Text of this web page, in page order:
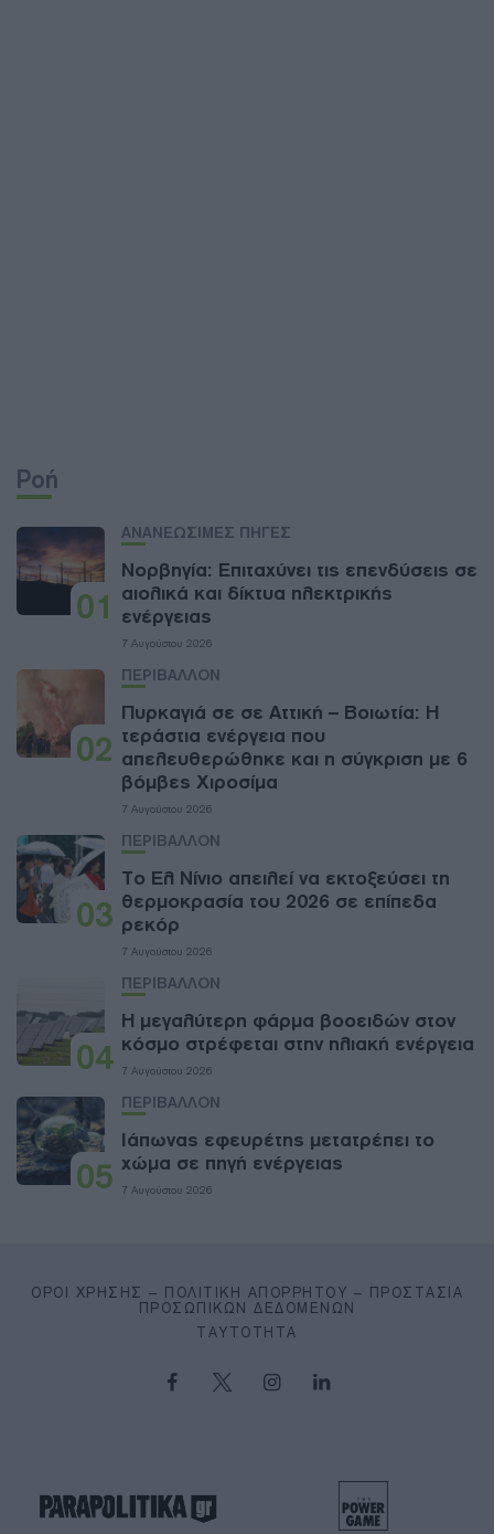
Ροή
01
ΑΝΑΝΕΩΣΙΜΕΣ ΠΗΓΕΣ
Νορβηγία: Επιταχύνει τις επενδύσεις σε
αιολικά και δίκτυα ηλεκτρικής
ενέργειας
7 Αυγούστου 2026
02
ΠΕΡΙΒΑΛΛΟΝ
Πυρκαγιά σε σε Αττική – Βοιωτία: Η
τεράστια ενέργεια που
απελευθερώθηκε και η σύγκριση με 6
βόμβες Χιροσίμα
7 Αυγούστου 2026
03
ΠΕΡΙΒΑΛΛΟΝ
Το Ελ Νίνιο απειλεί να εκτοξεύσει τη
θερμοκρασία του 2026 σε επίπεδα
ρεκόρ
7 Αυγούστου 2026
04
ΠΕΡΙΒΑΛΛΟΝ
Η μεγαλύτερη φάρμα βοοειδών στον
κόσμο στρέφεται στην ηλιακή ενέργεια
7 Αυγούστου 2026
05
ΠΕΡΙΒΑΛΛΟΝ
Ιάπωνας εφευρέτης μετατρέπει το
χώμα σε πηγή ενέργειας
7 Αυγούστου 2026
ΌΡΟΙ ΧΡΉΣΗΣ – ΠΟΛΙΤΙΚΉ ΑΠΟΡΡΉΤΟΥ – ΠΡΟΣΤΑΣΊΑ
ΠΡΟΣΩΠΙΚΏΝ ΔΕΔΟΜΈΝΩΝ
ΤΑΥΤΌΤΗΤΑ